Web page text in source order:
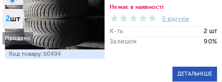
2шт
Продано
Код товару: b0494
Немає в наявності
0 відгуків
К-ть
2 шт
Залишок
90%
ДЕТАЛЬНІШЕ